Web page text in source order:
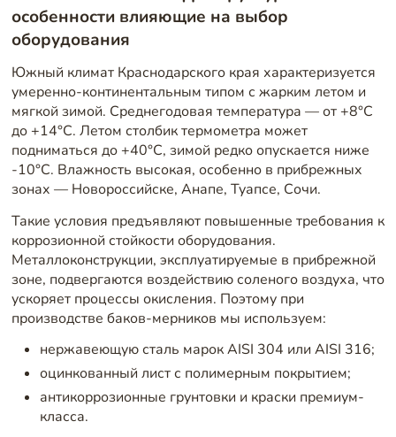
особенности влияющие на выбор
оборудования
Южный климат Краснодарского края характеризуется
умеренно-континентальным типом с жарким летом и
мягкой зимой. Среднегодовая температура — от +8°C
до +14°C. Летом столбик термометра может
подниматься до +40°C, зимой редко опускается ниже
-10°C. Влажность высокая, особенно в прибрежных
зонах — Новороссийске, Анапе, Туапсе, Сочи.
Такие условия предъявляют повышенные требования к
коррозионной стойкости оборудования.
Металлоконструкции, эксплуатируемые в прибрежной
зоне, подвергаются воздействию соленого воздуха, что
ускоряет процессы окисления. Поэтому при
производстве баков-мерников мы используем:
нержавеющую сталь марок AISI 304 или AISI 316;
оцинкованный лист с полимерным покрытием;
антикоррозионные грунтовки и краски премиум-
класса.